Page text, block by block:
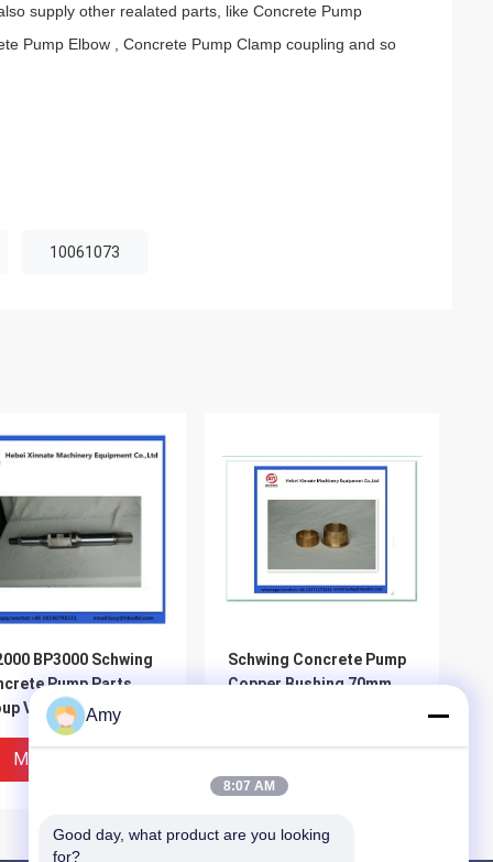
supply other realated parts, like Concrete Pump
Pump Elbow , Concrete Pump Clamp coupling and so
10061073
BP3000 Schwing
Pump Parts
Valve Spindle
Miglior Prezzo
Schwing Concrete Pump
Copper Bushing 70mm
Amy
8:07 AM
Good day, what product are you looking
for?